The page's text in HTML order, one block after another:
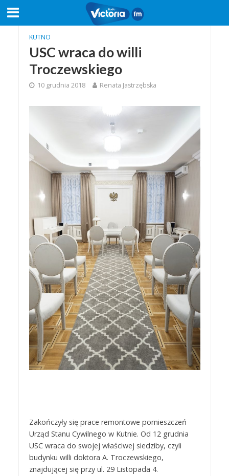
KUTNO
USC wraca do willi
Troczewskiego
10 grudnia 2018 Renata Jastrzębska
Zakończyły się prace remontowe pomieszczeń
Urząd Stanu Cywilnego w Kutnie. Od 12 grudnia
USC wraca do swojej właściwej siedziby, czyli
budynku willi doktora A. Troczewskiego,
znajdującej się przy ul. 29 Listopada 4.